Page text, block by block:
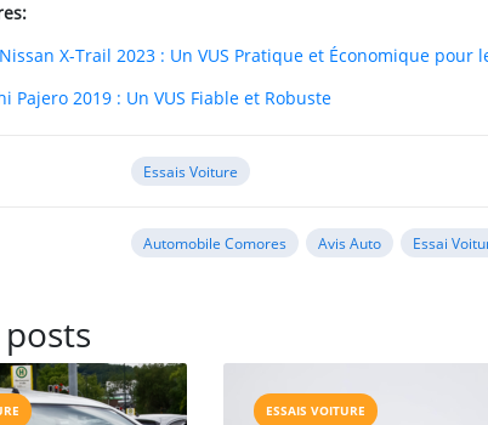
X-Trail 2023 : Un VUS Pratique et Économique pour
Pajero 2019 : Un VUS Fiable et Robuste
Essais Voiture
Automobile Comores Avis Auto Essai
ESSAIS VOITURE